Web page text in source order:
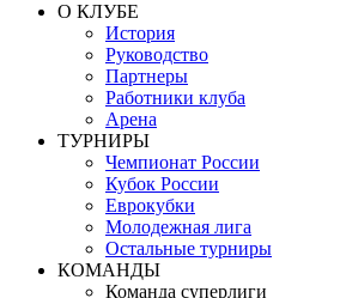
О КЛУБЕ
История
Руководство
Партнеры
Работники клуба
Арена
ТУРНИРЫ
Чемпионат России
Кубок России
Еврокубки
Молодежная лига
Остальные турниры
КОМАНДЫ
Команда суперлиги